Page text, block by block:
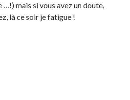
…!) mais si vous avez un doute,
là ce soir je fatigue !